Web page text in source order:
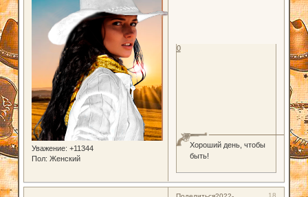
Уважение: +11344
Пол: Женский
Хороший день, чтобы
быть!
0
18